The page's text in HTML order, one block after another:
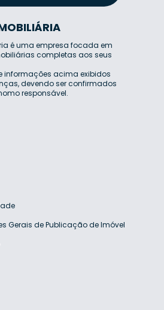
é uma empresa focada em
completas aos seus
informações acima exibidos
devendo ser confirmados
responsável.
Gerais de Publicação de Imóvel